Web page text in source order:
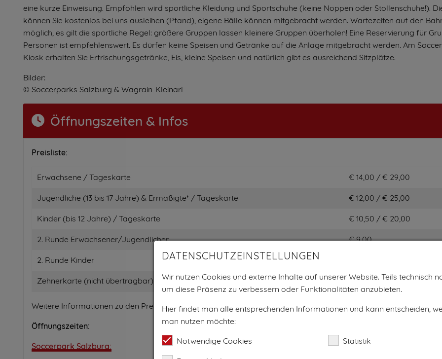
eine kurze Einweisung. Empfohlen wird sportliche Kleidung und Sportschuhe (keine Noppen oder Stollenschuhe!).
können Sie kostenlos bei uns ausleihen (Pfand), eigene Bälle können mitgebracht werden. Wartezeiten auf den
möglich, es gilt die sportliche Regel: größere Gruppen lassen kleinere Gruppen überholen! Eine Reservierung für
Personen ist empfehlenswert. Es dürfen keine Speisen und Getränke auf die Anlage mitgebracht werden. Am
Kiosk erhalten Sie Erfrischungsgetränke, Eis, kleine Speisen und natürlich gibt es ausreichend Sitzplätze.
Bilder:
© Soccerparks Salzburg & Wagrain-Kleinarl
Öffnungszeiten & Infos
Preisliste:
Erwachsene / Tageskarte € 14,00 / € 29,00
Jugendliche (13 bis 17 Jahre) & Ermäßigte* / Tageskarte € 12,00 / € 25,00
Kinder (bis 12 Jahre) / Tageskarte € 10,50 / € 20,00
2. Runde Erwachsener/Jugendlicher € 9,00
2. Runde Kinder
Zehnerkarte (nicht übertragbar) 10x zahlen, 11x spielen
Weitere Informationen zu den Preisen und Ermäßigungen*finden Sie hier.
Öffnungszeiten:
Soccerpark Salzburg:
DATENSCHUTZEINSTELLUNGEN
Wir nutzen Cookies und externe Inhalte auf unserer Website. Teils technisch
um diese Präsenz zu verbessern oder Funktionalitäten anzubieten.
Hier findet man alle entsprechenden Informationen und kann entscheiden,
man nutzen möchte:
Notwendige Cookies
Statistik